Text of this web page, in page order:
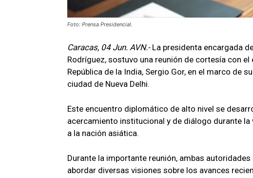
Foto: Prensa Presidencial.
Caracas, 04 Jun. AVN.- La presidenta encargada
Rodríguez, sostuvo una reunión de cortesía con
República de la India, Sergio Gor, en el marco de
ciudad de Nueva Delhi.
Este encuentro diplomático de alto nivel se
acercamiento institucional y de diálogo durante
a la nación asiática.
Durante la importante reunión, ambas
abordar diversas visiones sobre los avances